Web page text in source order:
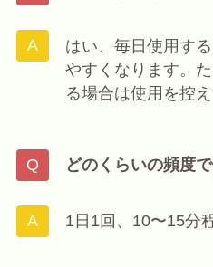
はい、毎日使用す
やすくなります。
る場合は使用を控え
どのくらいの頻度
1日1回、10〜15分